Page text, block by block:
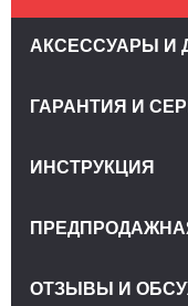
АКСЕССУАРЫ И
ГАРАНТИЯ И
ИНСТРУКЦИЯ
ОТЗЫВЫ И